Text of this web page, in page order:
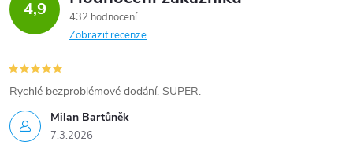
4,9
432 hodnocení
Zobrazit recenze
Milan Bartůněk
7.3.2026
Rychlé bezproblémové dodání. SUPER.